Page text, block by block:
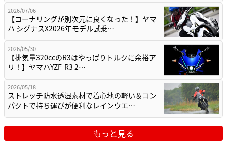
2026/07/06
【コーナリングが別次元に良くなった！】ヤマ
ハ シグナスX2026年モデル試乗…
2026/05/30
【排気量320ccのR3はやっぱりトルクに余裕ア
リ！】ヤマハYZF-R3 2…
2026/05/18
ストレッチ防水透湿素材で着心地の軽い＆コン
パクトで持ち運びが便利なレインウエ…
もっと見る